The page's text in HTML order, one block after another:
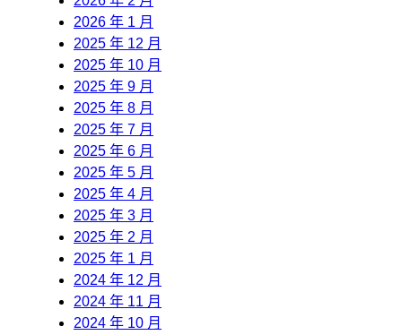
2026 年 1 月
2025 年 12 月
2025 年 10 月
2025 年 9 月
2025 年 8 月
2025 年 7 月
2025 年 6 月
2025 年 5 月
2025 年 4 月
2025 年 3 月
2025 年 2 月
2025 年 1 月
2024 年 12 月
2024 年 11 月
2024 年 10 月